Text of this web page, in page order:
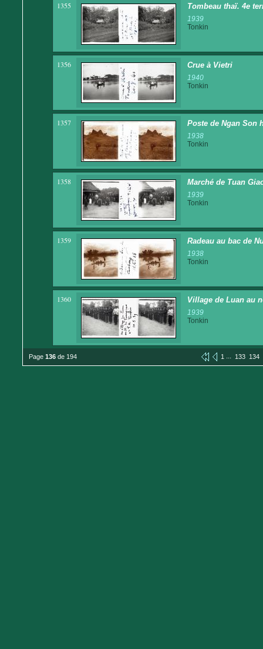
1355 Tombeau thaï. 4e
1939
Tonkin
1356 Crue à Vietri
1940
Tonkin
1357 Poste de Ngan Son
1938
Tonkin
1358 Marché de Tuan
1939
Tonkin
1359 Radeau au bac de
1938
Tonkin
1360 Village de Luan au
1939
Tonkin
Page 136 de 194 1 ... 133 134